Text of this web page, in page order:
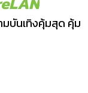
มบันเทิงคุ้มสุด คุ้ม